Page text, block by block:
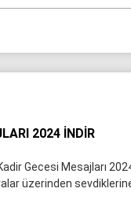
2024 İNDIR
Gecesi Mesajları
üzerinden